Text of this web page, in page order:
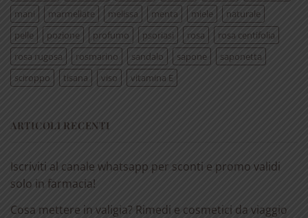
mani
marmellate melissa menta miele
naturale
pelle
pozione profumo psoriasi rosa
rosa centifolia
rosa rugosa
rosmarino sandalo sapone
saponetta
sciroppo
tisana viso vitamina E
ARTICOLI RECENTI
Iscriviti al canale whatsapp per sconti e promo validi
solo in farmacia!
Cosa mettere in valigia? Rimedi e cosmetici da viaggio